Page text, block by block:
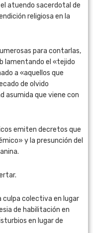
atuendo sacerdotal de
religiosa en la
para contarlas,
lamentando el «tejido
a «aquellos que
de olvido
asumida que viene con
emiten decretos que
y la presunción del
culpa colectiva en lugar
de habilitación en
en lugar de